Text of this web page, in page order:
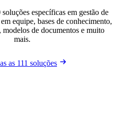
específicas em gestão de
equipe, bases de conhecimento,
de documentos e muito
mais.
as 111 soluções